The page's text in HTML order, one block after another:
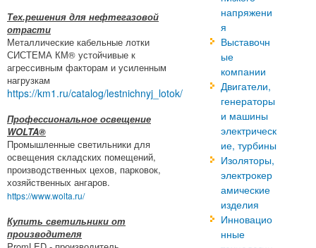
Тех.решения для нефтегазовой
отрасти
Металлические кабельные лотки
СИСТЕМА КМ® устойчивые к
агрессивным факторам и усиленным
нагрузкам
https://km1.ru/catalog/lestnichnyj_lotok/
Профессиональное освещение
WOLTA®
Промышленные светильники для
освещения складских помещений,
производственных цехов, парковок,
хозяйственных ангаров.
https://www.wolta.ru/
Купить светильники от
производителя
напряжени
я
Выставочн
ые
компании
Двигатели,
генераторы
и машины
электрическ
ие, турбины
Изоляторы,
электрокер
амические
изделия
Инновацио
нные